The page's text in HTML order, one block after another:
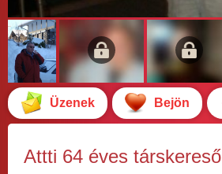
Üzenek Bejön
Attti 64 éves társkereső